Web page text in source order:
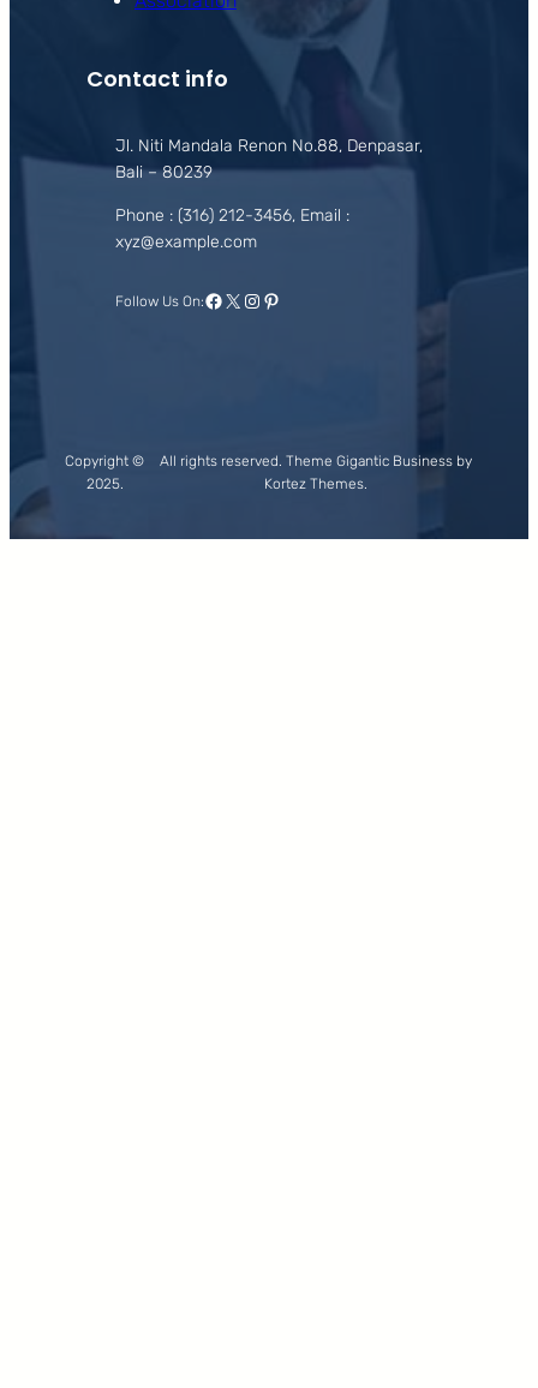
Contact info
Jl. Niti Mandala Renon No.88, Denpasar,
Bali – 80239
Phone : (316) 212-3456, Email :
xyz@example.com
Follow Us On:Facebook
X Instagram
Pinterest
Copyright ©
2025.
All rights reserved. Theme Gigantic Business by
Kortez Themes.